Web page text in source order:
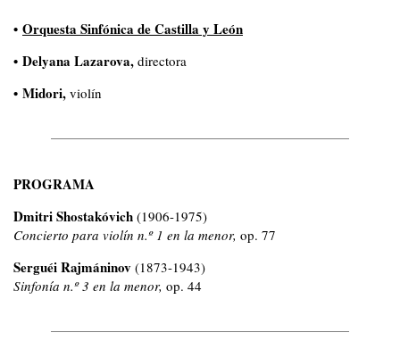
• Orquesta Sinfónica de Castilla y León
• Delyana Lazarova, directora
• Midori, violín
PROGRAMA
Dmitri Shostakóvich (1906-1975)
Concierto para violín n.º 1 en la menor, op. 77
Serguéi Rajmáninov (1873-1943)
Sinfonía n.º 3 en la menor, op. 44